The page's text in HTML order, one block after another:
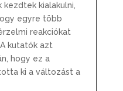
kezdtek kialakulni,
egyre több
reakciókat
kutatók azt
hogy ez a
ki a változást a